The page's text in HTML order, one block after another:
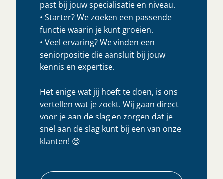
past bij jouw specialisatie en niveau.
• Starter? We zoeken een passende
functie waarin je kunt groeien.
• Veel ervaring? We vinden een
seniorpositie die aansluit bij jouw
kennis en expertise.
Het enige wat jij hoeft te doen, is ons
vertellen wat je zoekt. Wij gaan direct
voor je aan de slag en zorgen dat je
snel aan de slag kunt bij een van onze
klanten! 😊